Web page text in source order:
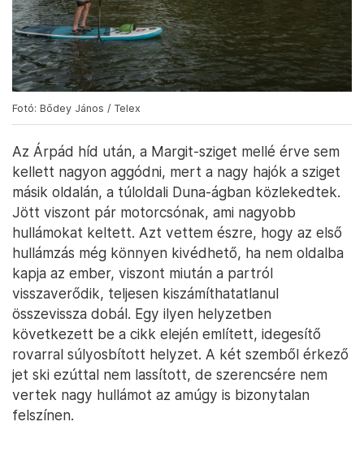
Fotó: Bődey János / Telex
Az Árpád híd után, a Margit-sziget mellé érve sem
kellett nagyon aggódni, mert a nagy hajók a sziget
másik oldalán, a túloldali Duna-ágban közlekedtek.
Jött viszont pár motorcsónak, ami nagyobb
hullámokat keltett. Azt vettem észre, hogy az első
hullámzás még könnyen kivédhető, ha nem oldalba
kapja az ember, viszont miután a partról
visszaverődik, teljesen kiszámíthatatlanul
összevissza dobál. Egy ilyen helyzetben
következett be a cikk elején említett, idegesítő
rovarral súlyosbított helyzet. A két szemből érkező
jet ski ezúttal nem lassított, de szerencsére nem
vertek nagy hullámot az amúgy is bizonytalan
felszínen.